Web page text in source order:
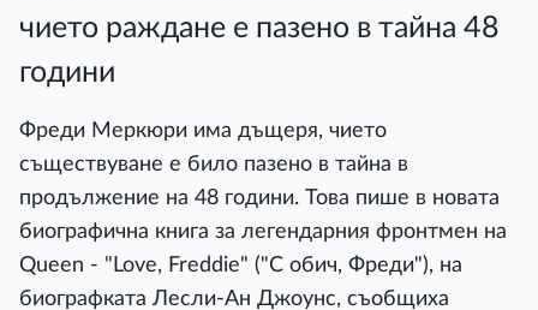
чието раждане е пазено в тайна 48
години
Фреди Меркюри има дъщеря, чието
съществуване е било пазено в тайна в
продължение на 48 години. Това пише в новата
биографична книга за легендарния фронтмен на
Queen - "Love, Freddie" ("С обич, Фреди"), на
биографката Лесли-Ан Джоунс, съобщиха